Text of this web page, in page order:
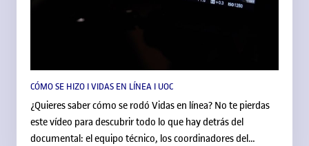
CÓMO SE HIZO I VIDAS EN LÍNEA I UOC
¿Quieres saber cómo se rodó Vidas en línea? No te pierdas
este vídeo para descubrir todo lo que hay detrás del
documental: el equipo técnico, los coordinadores del